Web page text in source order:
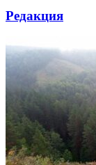
Редакция